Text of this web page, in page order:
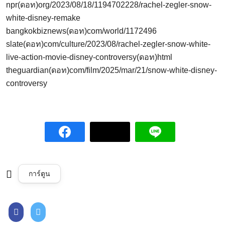
npr(ดอท)org/2023/08/18/1194702228/rachel-zegler-snow-
white-disney-remake
bangkokbiznews(ดอท)com/world/1172496
slate(ดอท)com/culture/2023/08/rachel-zegler-snow-white-
live-action-movie-disney-controversy(ดอท)html
theguardian(ดอท)com/film/2025/mar/21/snow-white-disney-
controversy
การ์ตูน